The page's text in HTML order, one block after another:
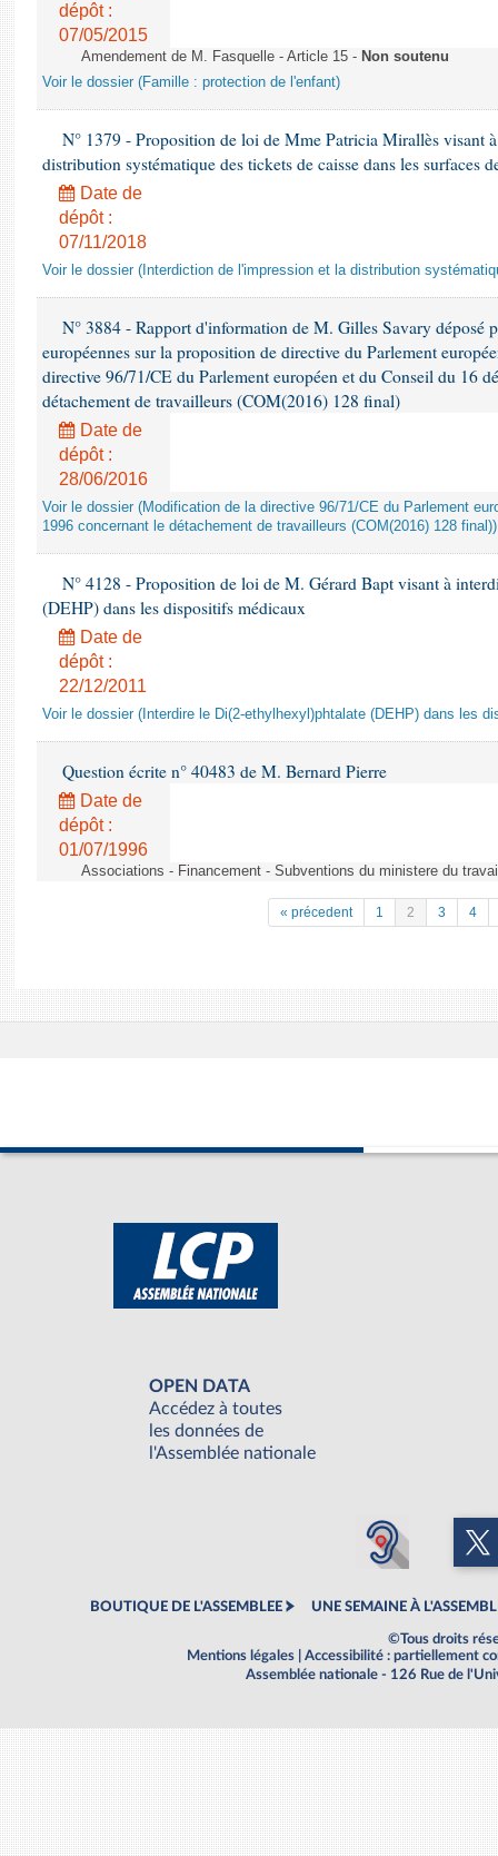
dépôt :
07/05/2015
Amendement de M. Fasquelle - Article 15 - Non soutenu
Voir le dossier (Famille : protection de l'enfant)
N° 1379 - Proposition de loi de Mme Patricia Mirallès visant
distribution systématique des tickets de caisse dans les surfaces
Date de
dépôt :
07/11/2018
Voir le dossier (Interdiction de l'impression et la distribution
N° 3884 - Rapport d'information de M. Gilles Savary déposé
européennes sur la proposition de directive du Parlement
directive 96/71/CE du Parlement européen et du Conseil du 16
détachement de travailleurs (COM(2016) 128 final)
Date de
dépôt :
28/06/2016
Voir le dossier (Modification de la directive 96/71/CE du Parlement
1996 concernant le détachement de travailleurs (COM(2016) 128 final))
N° 4128 - Proposition de loi de M. Gérard Bapt visant à
(DEHP) dans les dispositifs médicaux
Date de
dépôt :
22/12/2011
Voir le dossier (Interdire le Di(2-ethylhexyl)phtalate (DEHP) dans les
Question écrite n° 40483 de M. Bernard Pierre
Date de
dépôt :
01/07/1996
Associations - Financement - Subventions du ministere du
« précedent 1 2 3 4
OPEN DATA
Accédez à toutes
les données de
l'Assemblée nationale
BOUTIQUE DE L'ASSEMBLEE UNE SEMAINE À
©Tous droits
Mentions légales
Accessibilité : partiellement
Assemblée nationale - 126 Rue de